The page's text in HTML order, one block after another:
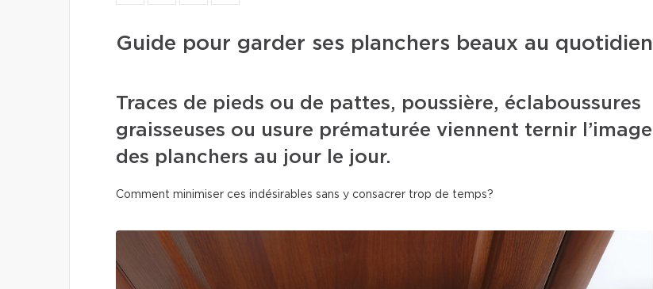
Guide pour garder ses planchers beaux au quotidien
Traces de pieds ou de pattes, poussière, éclaboussures
graisseuses ou usure prématurée viennent ternir l’image
des planchers au jour le jour.
Comment minimiser ces indésirables sans y consacrer trop de temps?